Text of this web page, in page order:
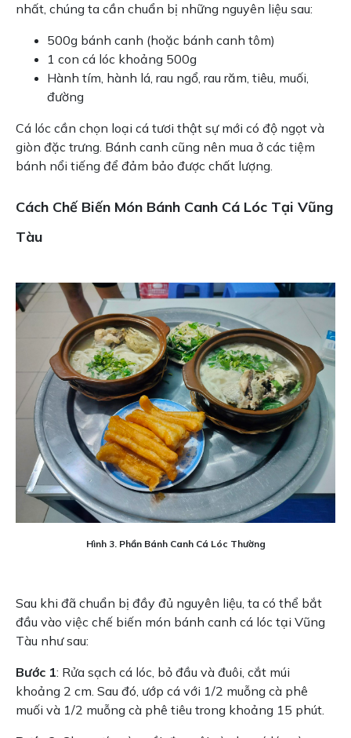
nhất, chúng ta cần chuẩn bị những nguyên liệu sau:
500g bánh canh (hoặc bánh canh tôm)
1 con cá lóc khoảng 500g
Hành tím, hành lá, rau ngổ, rau răm, tiêu, muối,
đường
Cá lóc cần chọn loại cá tươi thật sự mới có độ ngọt và
giòn đặc trưng. Bánh canh cũng nên mua ở các tiệm
bánh nổi tiếng để đảm bảo được chất lượng.
Cách Chế Biến Món Bánh Canh Cá Lóc Tại Vũng
Tàu
Hình 3. Phần Bánh Canh Cá Lóc Thường
Sau khi đã chuẩn bị đầy đủ nguyên liệu, ta có thể bắt
đầu vào việc chế biến món bánh canh cá lóc tại Vũng
Tàu như sau:
Bước 1: Rửa sạch cá lóc, bỏ đầu và đuôi, cắt múi
khoảng 2 cm. Sau đó, ướp cá với 1/2 muỗng cà phê
muối và 1/2 muỗng cà phê tiêu trong khoảng 15 phút.